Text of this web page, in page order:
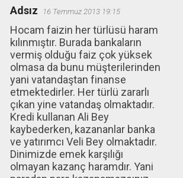
Adsız 16 Temmuz 2013 19:15
Hocam faizin her türlüsü haram
kılınmıştır. Burada bankaların
vermiş olduğu faiz çok yüksek
olmasa da bunu müşterilerinden
yani vatandaştan finanse
etmektedirler. Her türlü zararlı
çıkan yine vatandaş olmaktadır.
Kredi kullanan Ali Bey
kaybederken, kazananlar banka
ve yatırımcı Veli Bey olmaktadır.
Dinimizde emek karşılığı
olmayan kazanç haramdır. Yani